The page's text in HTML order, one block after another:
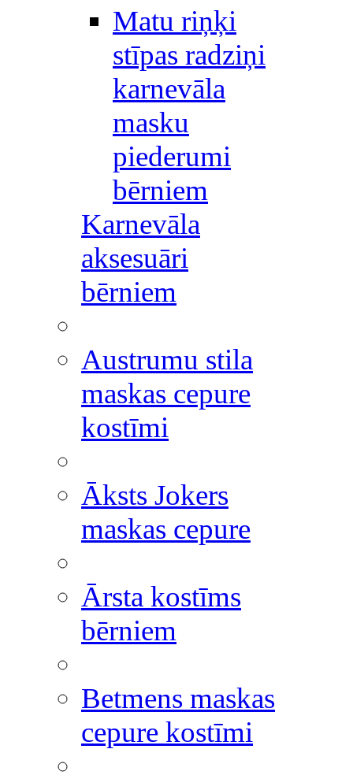
Matu riņķi
stīpas radziņi
karnevāla
masku
piederumi
bērniem
Karnevāla
aksesuāri
bērniem
Austrumu stila
maskas cepure
kostīmi
Āksts Jokers
maskas cepure
Ārsta kostīms
bērniem
Betmens maskas
cepure kostīmi